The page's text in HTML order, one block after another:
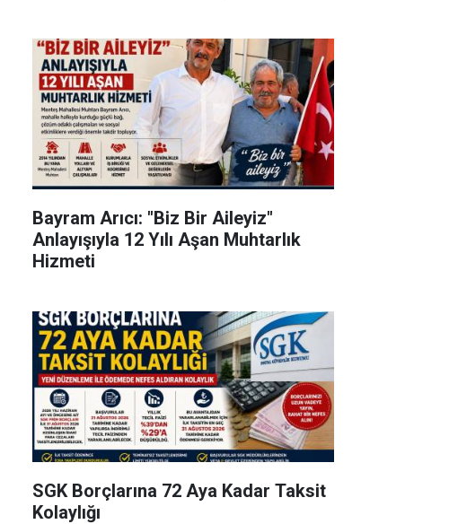
Bayram Arıcı: "Biz Bir Aileyiz"
Anlayışıyla 12 Yılı Aşan Muhtarlık
Hizmeti
SGK Borçlarına 72 Aya Kadar Taksit
Kolaylığı